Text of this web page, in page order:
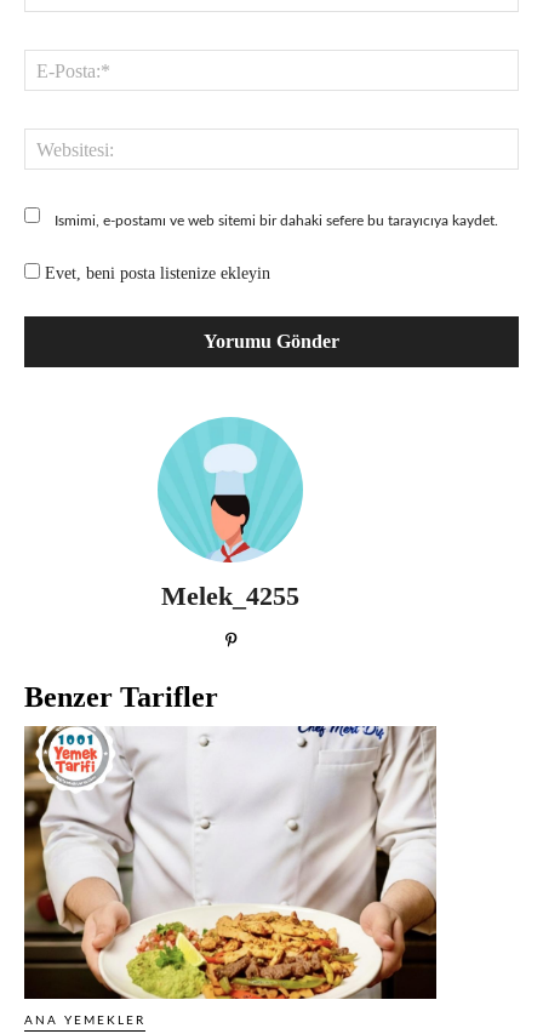
Ismimi, e-postamı ve web sitemi bir dahaki sefere bu tarayıcıya kaydet.
Evet, beni posta listenize ekleyin
Melek_4255
Benzer Tarifler
ANA YEMEKLER